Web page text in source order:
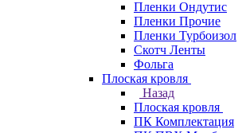
Пленки Ондутис
Пленки Прочие
Пленки Турбоизол
Скотч Ленты
Фольга
Плоская кровля
Назад
Плоская кровля
ПК Комплектация